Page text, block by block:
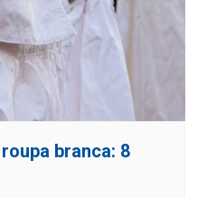
branca: 8